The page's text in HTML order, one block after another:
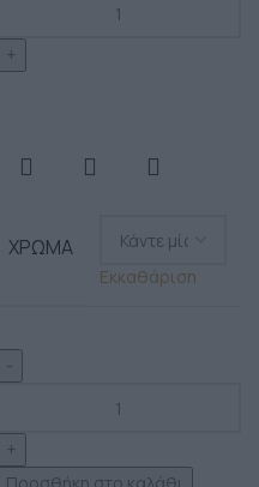
ΧΡΏΜΑ
Εκκαθάριση